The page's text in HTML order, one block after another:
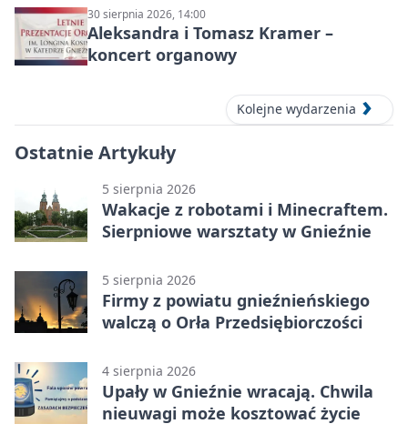
30 sierpnia 2026, 14:00
Aleksandra i Tomasz Kramer –
koncert organowy
Kolejne wydarzenia
Ostatnie Artykuły
5 sierpnia 2026
Wakacje z robotami i Minecraftem.
Sierpniowe warsztaty w Gnieźnie
5 sierpnia 2026
Firmy z powiatu gnieźnieńskiego
walczą o Orła Przedsiębiorczości
4 sierpnia 2026
Upały w Gnieźnie wracają. Chwila
nieuwagi może kosztować życie